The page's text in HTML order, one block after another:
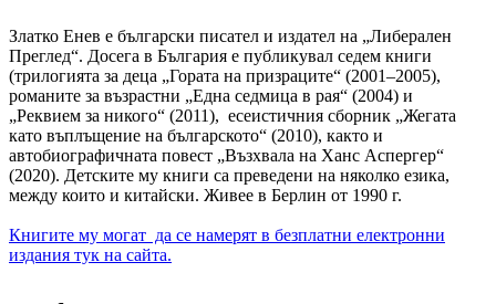
Златко Енев е български писател и издател на „Либерален
Преглед“. Досега в България е публикувал седем книги
(трилогията за деца „Гората на призраците“ (2001–2005),
романите за възрастни „Една седмица в рая“ (2004) и
„Реквием за никого“ (2011), есеистичния сборник „Жегата
като въплъщение на българското“ (2010), както и
автобиографичната повест „Възхвала на Ханс Аспергер“
(2020). Детските му книги са преведени на няколко езика,
между които и китайски. Живее в Берлин от 1990 г.
Книгите му могат да се намерят в безплатни електронни
издания тук на сайта.